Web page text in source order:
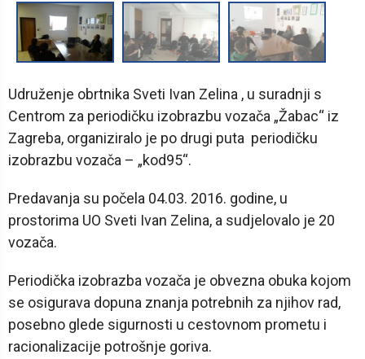
Udruženje obrtnika Sveti Ivan Zelina , u suradnji s
Centrom za periodičku izobrazbu vozača „Žabac“ iz
Zagreba, organiziralo je po drugi puta periodičku
izobrazbu vozača – „kod95“.
Predavanja su počela 04.03. 2016. godine, u
prostorima UO Sveti Ivan Zelina, a sudjelovalo je 20
vozača.
Periodička izobrazba vozača je obvezna obuka kojom
se osigurava dopuna znanja potrebnih za njihov rad,
posebno glede sigurnosti u cestovnom prometu i
racionalizacije potrošnje goriva.